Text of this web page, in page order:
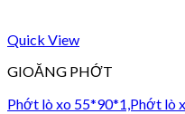
Quick View
GIOĂNG PHỚT
Phớt lò xo 55*90*1,Phớt lò